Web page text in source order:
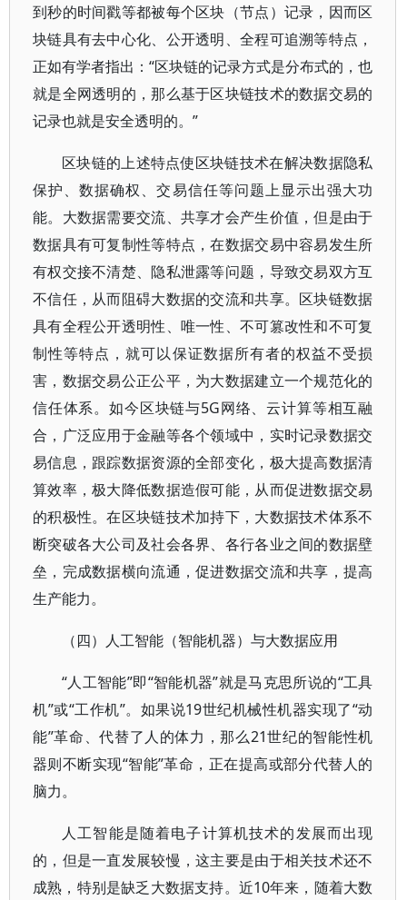
到秒的时间戳等都被每个区块（节点）记录，因而区
块链具有去中心化、公开透明、全程可追溯等特点，
正如有学者指出：“区块链的记录方式是分布式的，也
就是全网透明的，那么基于区块链技术的数据交易的
记录也就是安全透明的。”
区块链的上述特点使区块链技术在解决数据隐私
保护、数据确权、交易信任等问题上显示出强大功
能。大数据需要交流、共享才会产生价值，但是由于
数据具有可复制性等特点，在数据交易中容易发生所
有权交接不清楚、隐私泄露等问题，导致交易双方互
不信任，从而阻碍大数据的交流和共享。区块链数据
具有全程公开透明性、唯一性、不可篡改性和不可复
制性等特点，就可以保证数据所有者的权益不受损
害，数据交易公正公平，为大数据建立一个规范化的
信任体系。如今区块链与5G网络、云计算等相互融
合，广泛应用于金融等各个领域中，实时记录数据交
易信息，跟踪数据资源的全部变化，极大提高数据清
算效率，极大降低数据造假可能，从而促进数据交易
的积极性。在区块链技术加持下，大数据技术体系不
断突破各大公司及社会各界、各行各业之间的数据壁
垒，完成数据横向流通，促进数据交流和共享，提高
生产能力。
（四）人工智能（智能机器）与大数据应用
“人工智能”即“智能机器”就是马克思所说的“工具
机”或“工作机”。如果说19世纪机械性机器实现了“动
能”革命、代替了人的体力，那么21世纪的智能性机
器则不断实现“智能”革命，正在提高或部分代替人的
脑力。
人工智能是随着电子计算机技术的发展而出现
的，但是一直发展较慢，这主要是由于相关技术还不
成熟，特别是缺乏大数据支持。近10年来，随着大数